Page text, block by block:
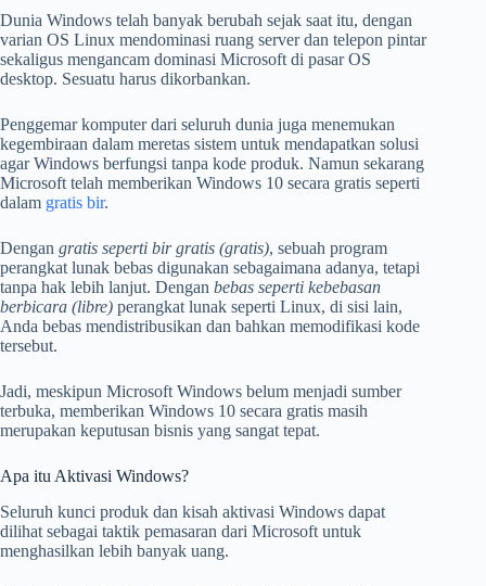
Dunia Windows telah banyak berubah sejak saat itu, dengan
varian OS Linux mendominasi ruang server dan telepon pintar
sekaligus mengancam dominasi Microsoft di pasar OS
desktop. Sesuatu harus dikorbankan.
Penggemar komputer dari seluruh dunia juga menemukan
kegembiraan dalam meretas sistem untuk mendapatkan solusi
agar Windows berfungsi tanpa kode produk. Namun sekarang
Microsoft telah memberikan Windows 10 secara gratis seperti
dalam gratis bir.
Dengan gratis seperti bir gratis (gratis), sebuah program
perangkat lunak bebas digunakan sebagaimana adanya, tetapi
tanpa hak lebih lanjut. Dengan bebas seperti kebebasan
berbicara (libre) perangkat lunak seperti Linux, di sisi lain,
Anda bebas mendistribusikan dan bahkan memodifikasi kode
tersebut.
Jadi, meskipun Microsoft Windows belum menjadi sumber
terbuka, memberikan Windows 10 secara gratis masih
merupakan keputusan bisnis yang sangat tepat.
Apa itu Aktivasi Windows?
Seluruh kunci produk dan kisah aktivasi Windows dapat
dilihat sebagai taktik pemasaran dari Microsoft untuk
menghasilkan lebih banyak uang.